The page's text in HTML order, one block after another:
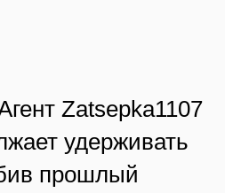
Zatsepka1107
удерживать
прошлый